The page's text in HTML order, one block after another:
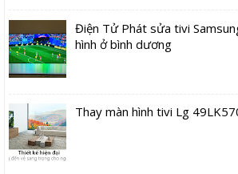
Điện Tử Phát sửa tivi
hình ở bình dương
Thay màn hình tivi Lg